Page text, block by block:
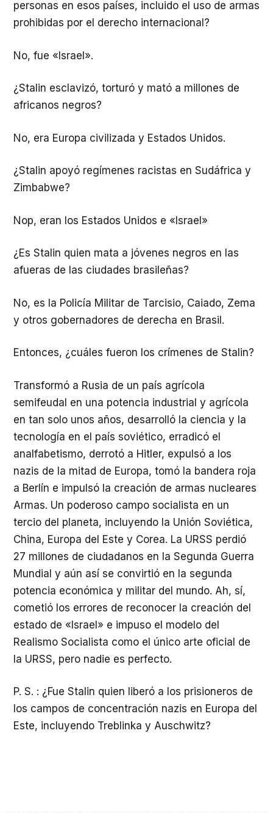
personas en esos países, incluido el uso de armas
prohibidas por el derecho internacional?
No, fue «Israel».
¿Stalin esclavizó, torturó y mató a millones de
africanos negros?
No, era Europa civilizada y Estados Unidos.
¿Stalin apoyó regímenes racistas en Sudáfrica y
Zimbabwe?
Nop, eran los Estados Unidos e «Israel»
¿Es Stalin quien mata a jóvenes negros en las
afueras de las ciudades brasileñas?
No, es la Policía Militar de Tarcisio, Caiado, Zema
y otros gobernadores de derecha en Brasil.
Entonces, ¿cuáles fueron los crímenes de Stalin?
Transformó a Rusia de un país agrícola
semifeudal en una potencia industrial y agrícola
en tan solo unos años, desarrolló la ciencia y la
tecnología en el país soviético, erradicó el
analfabetismo, derrotó a Hitler, expulsó a los
nazis de la mitad de Europa, tomó la bandera roja
a Berlín e impulsó la creación de armas nucleares
Armas. Un poderoso campo socialista en un
tercio del planeta, incluyendo la Unión Soviética,
China, Europa del Este y Corea. La URSS perdió
27 millones de ciudadanos en la Segunda Guerra
Mundial y aún así se convirtió en la segunda
potencia económica y militar del mundo. Ah, sí,
cometió los errores de reconocer la creación del
estado de «Israel» e impuso el modelo del
Realismo Socialista como el único arte oficial de
la URSS, pero nadie es perfecto.
P. S. : ¿Fue Stalin quien liberó a los prisioneros de
los campos de concentración nazis en Europa del
Este, incluyendo Treblinka y Auschwitz?